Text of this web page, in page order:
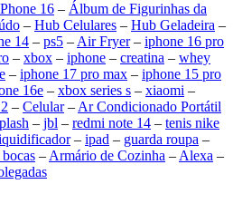
16 – Álbum de Figurinhas da
– Hub Celulares – Hub Geladeira –
14 – ps5 – Air Fryer– iphone 16 pro
– xbox – iphone – creatina – whey
– iphone 17 pro max – iphone 15 pro
16e – xbox series s – xiaomi –
– Celular– Ar Condicionado Portátil
– jbl – redmi note 14 – tenis nike
– ipad – guarda roupa –
– Armário de Cozinha – Alexa –